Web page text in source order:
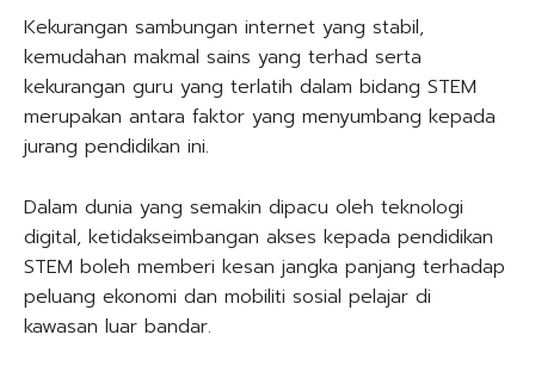
Kekurangan sambungan internet yang stabil,
kemudahan makmal sains yang terhad serta
kekurangan guru yang terlatih dalam bidang STEM
merupakan antara faktor yang menyumbang kepada
jurang pendidikan ini.
Dalam dunia yang semakin dipacu oleh teknologi
digital, ketidakseimbangan akses kepada pendidikan
STEM boleh memberi kesan jangka panjang terhadap
peluang ekonomi dan mobiliti sosial pelajar di
kawasan luar bandar.